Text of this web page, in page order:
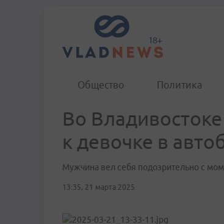
Общество Политика
Во
к девочке в
Мужчина вел себя подозрительно с
13:35, 21 марта 2025